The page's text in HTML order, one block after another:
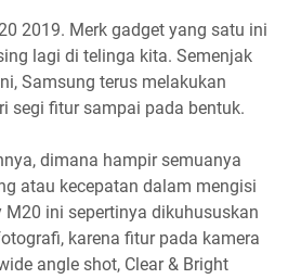
2019. Merk gadget yang satu ini
lagi di telinga kita. Semenjak
Samsung terus melakukan
segi fitur sampai pada bentuk.
dimana hampir semuanya
atau kecepatan dalam mengisi
M20 ini sepertinya dikuhususkan
karena fitur pada kamera
angle shot, Clear & Bright